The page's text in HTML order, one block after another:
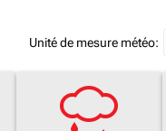
Unité de mesure météo: